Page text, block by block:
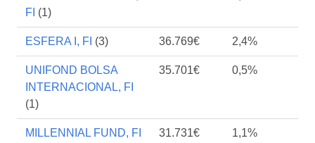
FI (1)
ESFERA I, FI (3) 36.769€ 2,4%
UNIFOND BOLSA
INTERNACIONAL, FI
(1)
35.701€ 0,5%
MILLENNIAL FUND, FI
31.731€ 1,1%